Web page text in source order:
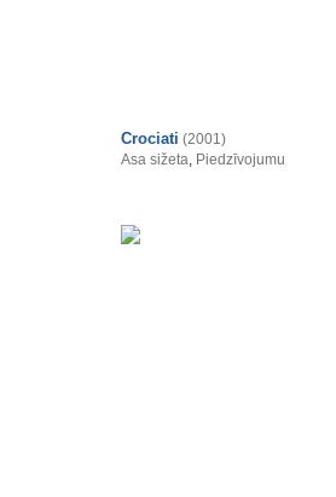
Crociati (2001)
Asa sižeta, Piedzīvojumu